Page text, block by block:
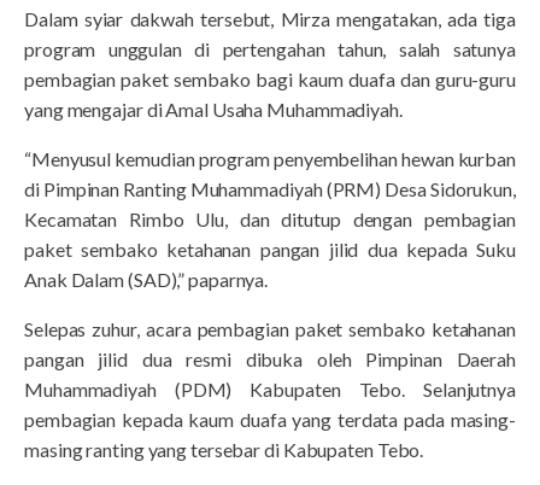
Dalam syiar dakwah tersebut, Mirza mengatakan, ada tiga
program unggulan di pertengahan tahun, salah satunya
pembagian paket sembako bagi kaum duafa dan guru-guru
yang mengajar di Amal Usaha Muhammadiyah.
“Menyusul kemudian program penyembelihan hewan kurban
di Pimpinan Ranting Muhammadiyah (PRM) Desa Sidorukun,
Kecamatan Rimbo Ulu, dan ditutup dengan pembagian
paket sembako ketahanan pangan jilid dua kepada Suku
Anak Dalam (SAD),” paparnya.
Selepas zuhur, acara pembagian paket sembako ketahanan
pangan jilid dua resmi dibuka oleh Pimpinan Daerah
Muhammadiyah (PDM) Kabupaten Tebo. Selanjutnya
pembagian kepada kaum duafa yang terdata pada masing-
masing ranting yang tersebar di Kabupaten Tebo.